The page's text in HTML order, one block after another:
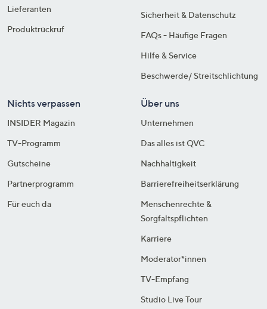
Lieferanten
Produktrückruf
Sicherheit & Datenschutz
FAQs - Häufige Fragen
Hilfe & Service
Beschwerde/ Streitschlichtung
Nichts verpassen
INSIDER Magazin
TV-Programm
Gutscheine
Partnerprogramm
Für euch da
Über uns
Unternehmen
Das alles ist QVC
Nachhaltigkeit
Barrierefreiheitserklärung
Menschenrechte &
Sorgfaltspflichten
Karriere
Moderator*innen
TV-Empfang
Studio Live Tour